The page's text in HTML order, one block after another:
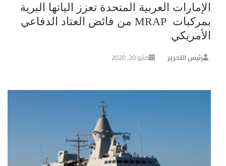
الإمارات العربية المتحدة تعزز الياتها البرية
بمركبات MRAP من فائض العتاد الدفاعي
الأمريكي
رئيس التحرير مايو 20, 2020